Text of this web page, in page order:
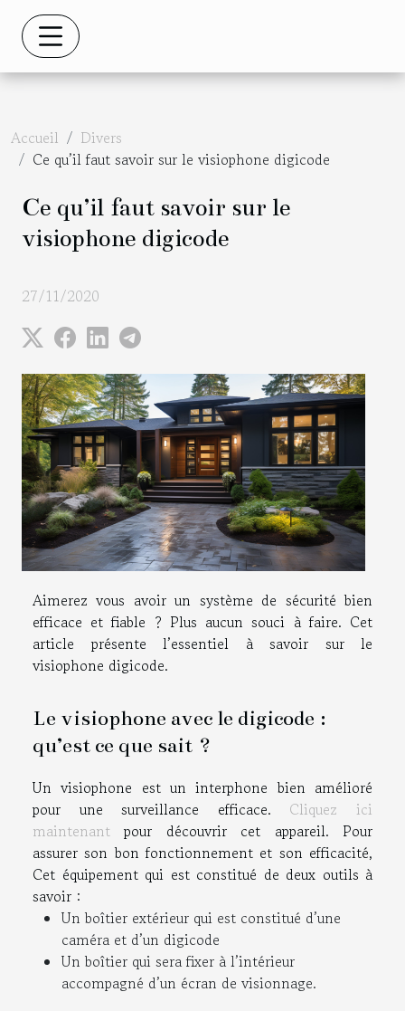
Accueil
Divers
Ce qu’il faut savoir sur le visiophone digicode
Ce qu’il faut savoir sur le
visiophone digicode
27/11/2020
Aimerez vous avoir un système de sécurité bien
efficace et fiable ? Plus aucun souci à faire. Cet
article présente l’essentiel à savoir sur le
visiophone digicode.
Le visiophone avec le digicode :
qu’est ce que sait ?
Un visiophone est un interphone bien amélioré
pour une surveillance efficace. Cliquez ici
maintenant pour découvrir cet appareil. Pour
assurer son bon fonctionnement et son efficacité,
Cet équipement qui est constitué de deux outils à
savoir :
Un boîtier extérieur qui est constitué d’une
caméra et d’un digicode
Un boîtier qui sera fixer à l’intérieur
accompagné d’un écran de visionnage.